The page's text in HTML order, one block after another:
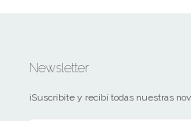
Newsletter
¡Suscribite y recibí todas nuestras